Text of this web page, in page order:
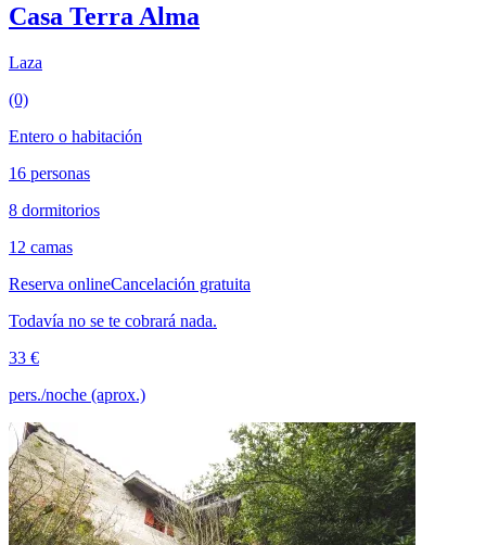
Casa Terra Alma
Laza
(0)
Entero o habitación
16 personas
8 dormitorios
12 camas
Reserva onlineCancelación gratuita
Todavía no se te cobrará nada.
33 €
pers./noche (aprox.)